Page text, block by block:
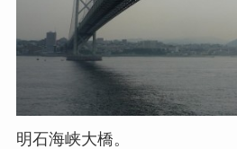
明石海峡大橋。